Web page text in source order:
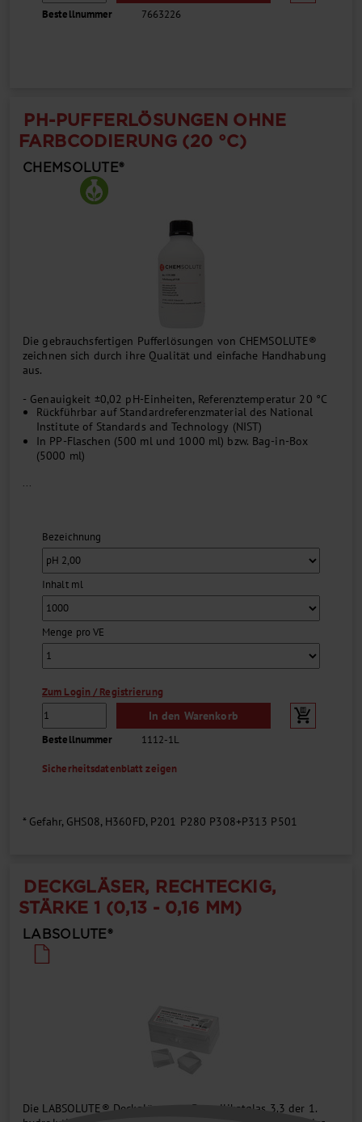
Bestellnummer 7663226
PH-PUFFERLÖSUNGEN OHNE
FARBCODIERUNG (20 °C)
CHEMSOLUTE®
Die gebrauchsfertigen Pufferlösungen von CHEMSOLUTE®
zeichnen sich durch ihre Qualität und einfache Handhabung
aus.
- Genauigkeit ±0,02 pH-Einheiten, Referenztemperatur 20 °C
Rückführbar auf Standardreferenzmaterial des National
Institute of Standards and Technology (NIST)
In PP-Flaschen (500 ml und 1000 ml) bzw. Bag-in-Box
(5000 ml)
...
Bezeichnung
Inhalt ml
Menge pro VE
Zum Login / Registrierung
In den Warenkorb
Bestellnummer 1112-1L
Sicherheitsdatenblatt zeigen
* Gefahr, GHS08, H360FD, P201 P280 P308+P313 P501
DECKGLÄSER, RECHTECKIG,
STÄRKE 1 (0,13 - 0,16 MM)
LABSOLUTE®
Die LABSOLUTE® Deckgläser aus Borosilikatglas 3.3 der 1.